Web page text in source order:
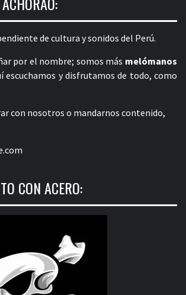
de cultura y sonidos del Perú.
por el nombre; somos más melómanos
escuchamos y disfrutamos de todo, como
con nosotros o mandarnos contenido,
CON ACERO: